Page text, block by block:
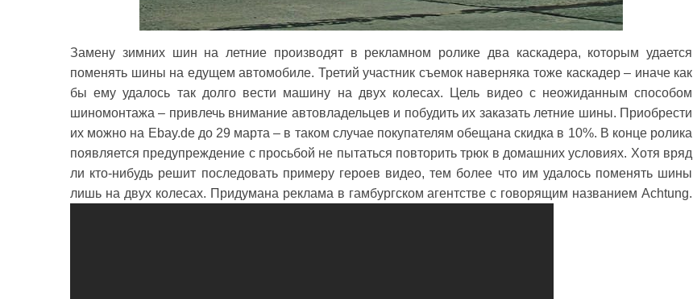
Замену зимних шин на летние производят в рекламном ролике два каскадера, которым удается
поменять шины на едущем автомобиле. Третий участник съемок наверняка тоже каскадер – иначе как
бы ему удалось так долго вести машину на двух колесах. Цель видео с неожиданным способом
шиномонтажа – привлечь внимание автовладельцев и побудить их заказать летние шины. Приобрести
их можно на Ebay.de до 29 марта – в таком случае покупателям обещана скидка в 10%. В конце ролика
появляется предупреждение с просьбой не пытаться повторить трюк в домашних условиях. Хотя вряд
ли кто-нибудь решит последовать примеру героев видео, тем более что им удалось поменять шины
лишь на двух колесах. Придумана реклама в гамбургском агентстве с говорящим названием Achtung.